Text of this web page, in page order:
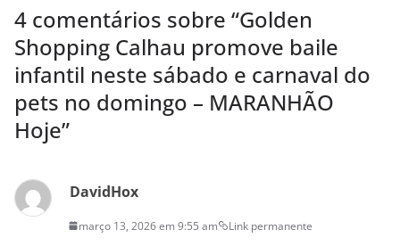
4 comentários sobre “Golden
Shopping Calhau promove baile
infantil neste sábado e carnaval do
pets no domingo – MARANHÃO
Hoje”
DavidHox
março 13, 2026 em 9:55 am Link permanente